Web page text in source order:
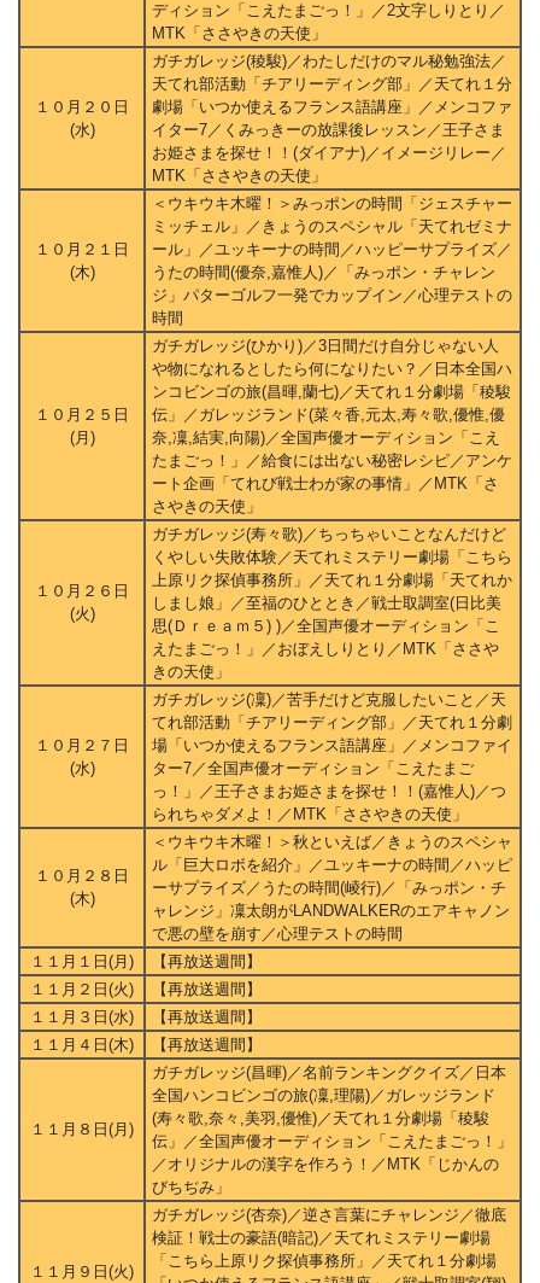
ディション「こえたまごっ！」／2文字しりとり／
MTK「ささやきの天使」
１０月２０日
(水)
ガチガレッジ(稜駿)／わたしだけのマル秘勉強法／
天てれ部活動「チアリーディング部」／天てれ１分
劇場「いつか使えるフランス語講座」／メンコファ
イター7／くみっきーの放課後レッスン／王子さま
お姫さまを探せ！！(ダイアナ)／イメージリレー／
MTK「ささやきの天使」
１０月２１日
(木)
＜ウキウキ木曜！＞みっポンの時間「ジェスチャー
ミッチェル」／きょうのスペシャル「天てれゼミナ
ール」／ユッキーナの時間／ハッピーサプライズ／
うたの時間(優奈,嘉惟人)／「みっポン・チャレン
ジ」パターゴルフ一発でカップイン／心理テストの
時間
１０月２５日
(月)
ガチガレッジ(ひかり)／3日間だけ自分じゃない人
や物になれるとしたら何になりたい？／日本全国ハ
ンコビンゴの旅(昌暉,蘭七)／天てれ１分劇場「稜駿
伝」／ガレッジランド(菜々香,元太,寿々歌,優惟,優
奈,凜,結実,向陽)／全国声優オーディション「こえ
たまごっ！」／給食には出ない秘密レシピ／アンケ
ート企画「てれび戦士わが家の事情」／MTK「さ
さやきの天使」
１０月２６日
(火)
ガチガレッジ(寿々歌)／ちっちゃいことなんだけど
くやしい失敗体験／天てれミステリー劇場「こちら
上原リク探偵事務所」／天てれ１分劇場「天てれか
しまし娘」／至福のひととき／戦士取調室(日比美
思(Ｄｒｅａｍ５) )／全国声優オーディション「こ
えたまごっ！」／おぼえしりとり／MTK「ささや
きの天使」
１０月２７日
(水)
ガチガレッジ(凜)／苦手だけど克服したいこと／天
てれ部活動「チアリーディング部」／天てれ１分劇
場「いつか使えるフランス語講座」／メンコファイ
ター7／全国声優オーディション「こえたまご
っ！」／王子さまお姫さまを探せ！！(嘉惟人)／つ
られちゃダメよ！／MTK「ささやきの天使」
１０月２８日
(木)
＜ウキウキ木曜！＞秋といえば／きょうのスペシャ
ル「巨大ロボを紹介」／ユッキーナの時間／ハッピ
ーサプライズ／うたの時間(崚行)／「みっポン・チ
ャレンジ」凜太朗がLANDWALKERのエアキャノン
で悪の壁を崩す／心理テストの時間
１１月１日(月)
【再放送週間】
１１月２日(火)
【再放送週間】
１１月３日(水)
【再放送週間】
１１月４日(木)
【再放送週間】
１１月８日(月)
ガチガレッジ(昌暉)／名前ランキングクイズ／日本
全国ハンコビンゴの旅(凜,理陽)／ガレッジランド
(寿々歌,奈々,美羽,優惟)／天てれ１分劇場「稜駿
伝」／全国声優オーディション「こえたまごっ！」
／オリジナルの漢字を作ろう！／MTK「じかんの
びちぢみ」
１１月９日(火)
ガチガレッジ(杏奈)／逆さ言葉にチャレンジ／徹底
検証！戦士の豪語(暗記)／天てれミステリー劇場
「こちら上原リク探偵事務所」／天てれ１分劇場